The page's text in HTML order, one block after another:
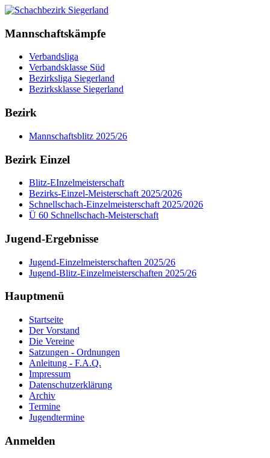
Mannschaftskämpfe
Verbandsliga
Verbandsklasse Süd
Bezirksliga Siegerland
Bezirksklasse Siegerland
Bezirk
Mannschaftsblitz 2025/26
Bezirk Einzel
Blitz-EInzelmeisterschaft
Bezirks-Einzel-Meisterschaft 2025/2026
Schnellschach-Einzelmeisterschaft 2025/2026
Ü 60 Schnellschach-Meisterschaft
Jugend-Ergebnisse
Jugend-Einzelmeisterschaften 2025/26
Jugend-Blitz-Einzelmeisterschaften 2025/26
Hauptmenü
Startseite
Der Vorstand
Die Vereine
Satzungen - Ordnungen
Anleitung - F.A.Q.
Impressum
Datenschutzerklärung
Archiv
Termine
Jugendtermine
Anmelden